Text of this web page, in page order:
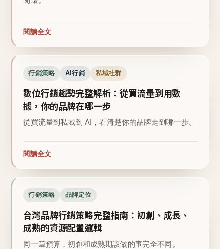
閱讀全文
行銷策略 AI行銷 私域社群
數位行銷趨勢完整解析：從買流量到用數
據，你的品牌在哪一步
從買流量到私域到 AI，看清楚你的品牌走到哪一步。
閱讀全文
行銷策略 品牌定位
台灣品牌行銷策略完整指南：初創、成長、
成熟的資源配置邏輯
同一筆預算，初創和成熟期該做的事完全不同。